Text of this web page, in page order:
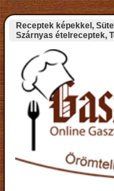
Receptek képekkel,
Szárnyas ételreceptek,